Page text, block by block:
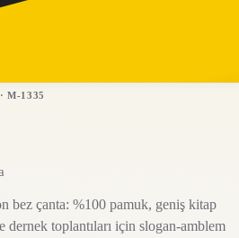
·M-1335
bez çanta: %100 pamuk, geniş kitap
dernek toplantıları için slogan-amblem